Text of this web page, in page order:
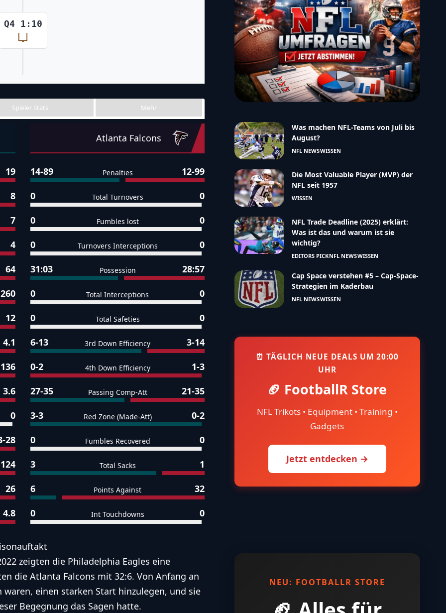
Q4 1:10
Spieler Stats Mehr
Atlanta Falcons
19
8
7
4
64
260
12
4.1
136
3.6
0
28
124
26
4.8
14-89 Penalties 12-99
0 Total Turnovers 0
0 Fumbles lost 0
0 Turnovers Interceptions 0
31:03 Possession 28:57
0 Total Interceptions 0
0 Total Safeties 0
6-13 3rd Down Efficiency 3-14
0-2 4th Down Efficiency 1-3
27-35 Passing Comp-Att 21-35
3-3 Red Zone (Made-Att) 0-2
0 Fumbles Recovered 0
3 Total Sacks 1
6 Points Against 32
0 Int Touchdowns 0
zeigten die Philadelphia Eagles eine
die Atlanta Falcons mit 32:6. Von Anfang an
waren, einen starken Start hinzulegen, und sie
Begegnung das Sagen hatte.
Was machen NFL-Teams von Juli bis
August?
NFL NEWSWISSEN
Die Most Valuable Player (MVP) der
NFL seit 1957
WISSEN
NFL Trade Deadline (2025) erklärt:
Was ist das und warum ist sie
wichtig?
EDITORS PICKNFL NEWSWISSEN
Cap Space verstehen #5 – Cap-Space-
Strategien im Kaderbau
NFL NEWSWISSEN
⏰ TÄGLICH NEUE DEALS UM 20:00
UHR
🏈 FootballR Store
NFL Trikots • Equipment • Training •
Gadgets
Jetzt entdecken →
NEU: FOOTBALLR STORE